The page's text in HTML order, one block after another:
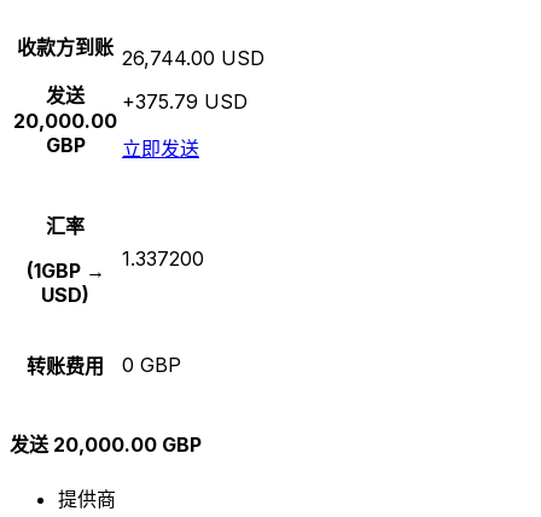
收款方到账
发送
20,000.00
GBP
26,744.00 USD
+375.79 USD
立即发送
汇率
(1GBP →
USD)
1.337200
转账费用 0 GBP
发送 20,000.00 GBP
提供商